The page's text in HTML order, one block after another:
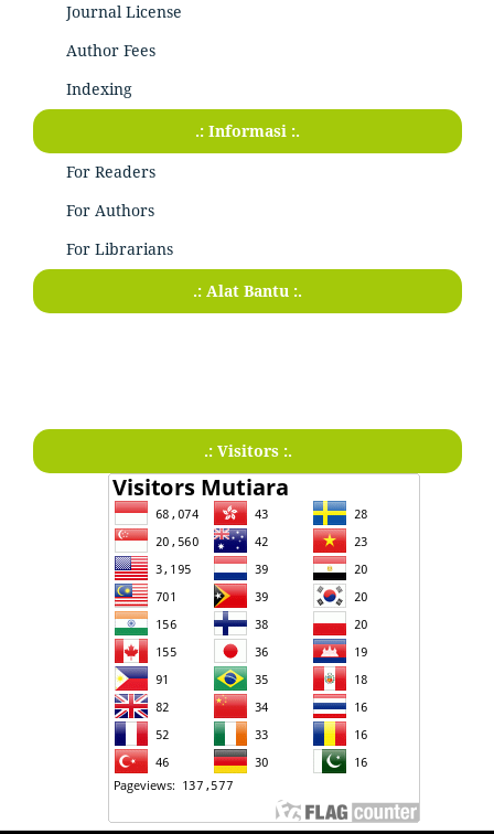
Journal License
Author Fees
Indexing
.: Informasi :.
For Readers
For Authors
For Librarians
.: Alat Bantu :.
.: Visitors :.